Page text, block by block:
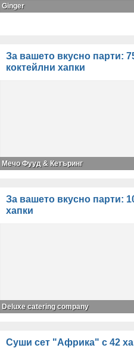
Ginger
За вашето вкусно парти:
коктейлни хапки
Мечо Фууд & Кетъринг
За вашето вкусно парти:
хапки
Deluxe catering company
Суши сет "Африка" с 42